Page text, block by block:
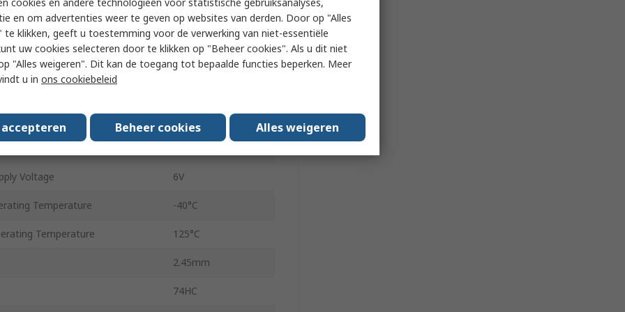
3 State
Non-Inverting
Surface
Voltage 6V
Temperature -40°C
Temperature 125°C
2.45mm
74HC
en om advertenties weer te geven op websites van derden. Door op "Alles
te klikken, geeft u toestemming voor de verwerking van niet-essentiële
uw cookies selecteren door te klikken op "Beheer cookies". Als u dit niet
"Alles weigeren". Dit kan de toegang tot bepaalde functies beperken. Meer
u in ons cookiebeleid
Beheer cookies Alles weigeren